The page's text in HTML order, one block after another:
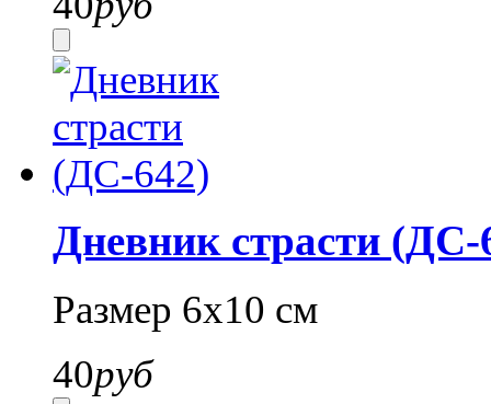
Дневник страсти (ДС-
Размер 6х10 см
40руб